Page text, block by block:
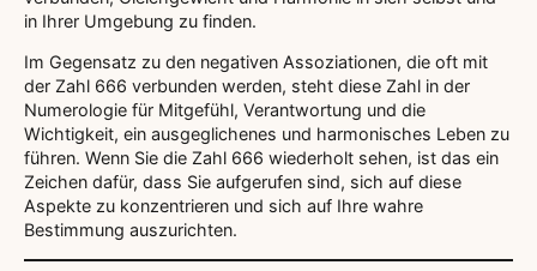
in Ihrer Umgebung zu finden.
Im Gegensatz zu den negativen Assoziationen, die oft mit
der Zahl 666 verbunden werden, steht diese Zahl in der
Numerologie für Mitgefühl, Verantwortung und die
Wichtigkeit, ein ausgeglichenes und harmonisches Leben zu
führen. Wenn Sie die Zahl 666 wiederholt sehen, ist das ein
Zeichen dafür, dass Sie aufgerufen sind, sich auf diese
Aspekte zu konzentrieren und sich auf Ihre wahre
Bestimmung auszurichten.